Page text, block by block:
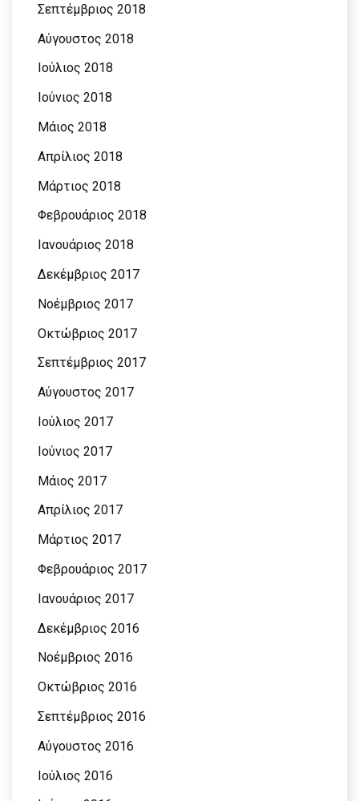
Σεπτέμβριος 2018
Αύγουστος 2018
Ιούλιος 2018
Ιούνιος 2018
Μάιος 2018
Απρίλιος 2018
Μάρτιος 2018
Φεβρουάριος 2018
Ιανουάριος 2018
Δεκέμβριος 2017
Νοέμβριος 2017
Οκτώβριος 2017
Σεπτέμβριος 2017
Αύγουστος 2017
Ιούλιος 2017
Ιούνιος 2017
Μάιος 2017
Απρίλιος 2017
Μάρτιος 2017
Φεβρουάριος 2017
Ιανουάριος 2017
Δεκέμβριος 2016
Νοέμβριος 2016
Οκτώβριος 2016
Σεπτέμβριος 2016
Αύγουστος 2016
Ιούλιος 2016